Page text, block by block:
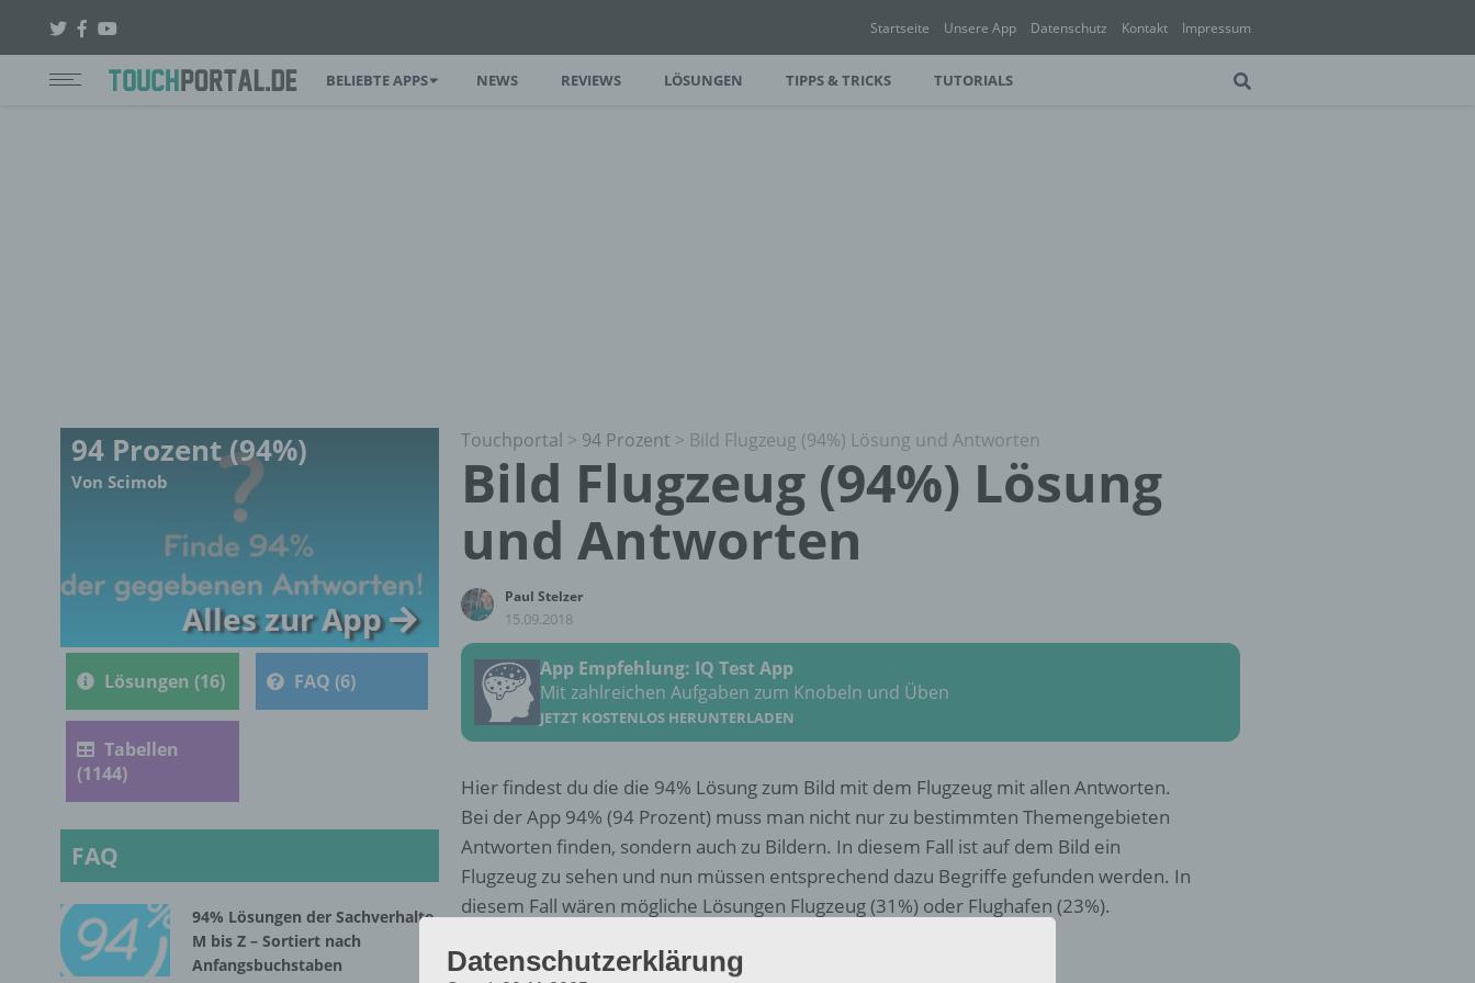
Startseite Unsere App Datenschutz Kontakt Impressum
BELIEBTE APPS NEWS REVIEWS LÖSUNGEN TIPPS & TRICKS TUTORIALS
Touchportal > 94 Prozent > Bild Flugzeug (94%) Lösung und Antworten
Bild Flugzeug (94%) Lösung
und Antworten
Paul Stelzer
15.09.2018
App Empfehlung: IQ Test App
Mit zahlreichen Aufgaben zum Knobeln und Üben
JETZT KOSTENLOS HERUNTERLADEN
Hier findest du die die 94% Lösung zum Bild mit dem Flugzeug mit allen Antworten.
Bei der App 94% (94 Prozent) muss man nicht nur zu bestimmten Themengebieten
Antworten finden, sondern auch zu Bildern. In diesem Fall ist auf dem Bild ein
Flugzeug zu sehen und nun müssen entsprechend dazu Begriffe gefunden werden. In
diesem Fall wären mögliche Lösungen Flugzeug (31%) oder Flughafen (23%).
Weitere Lösungen zu 94% gesucht
94 Prozent (94%)
Von Scimob
Alles zur App
Lösungen (16) FAQ (6)
Tabellen
(1144)
FAQ
94% Lösungen der Sachverhalte
M bis Z – Sortiert nach
Anfangsbuchstaben
Datenschutzerklärung